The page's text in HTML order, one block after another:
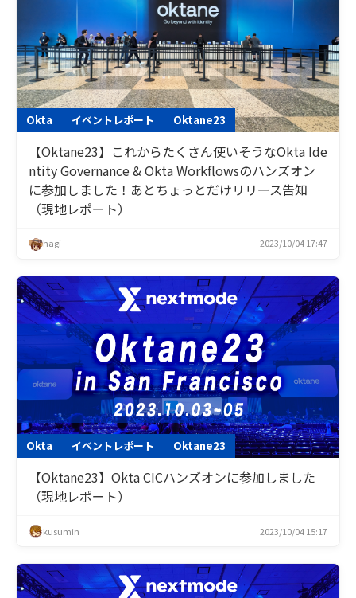
Okta イベントレポート Oktane23
【Oktane23】これからたくさん使いそうなOkta Ide
ntity Governance & Okta Workflowsのハンズオン
に参加しました！あとちょっとだけリリース告知
（現地レポート）
hagi 2023/10/04 17:47
Okta イベントレポート Oktane23
【Oktane23】Okta CICハンズオンに参加しました
（現地レポート）
kusumin 2023/10/04 15:17